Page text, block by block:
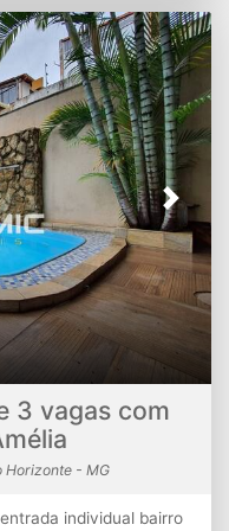
e com fácil acesso.
informações poderão
sem aviso
ao entrar
3 vagas com
Horizonte - MG
Next
individual bairro